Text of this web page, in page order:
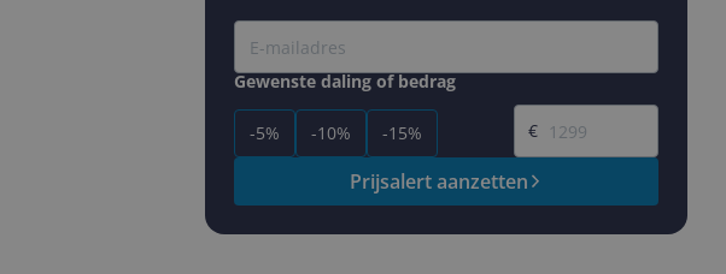
Gewenste daling of bedrag
-5% -10% -15%
Gewenste prijs
€
Prijsalert aanzetten